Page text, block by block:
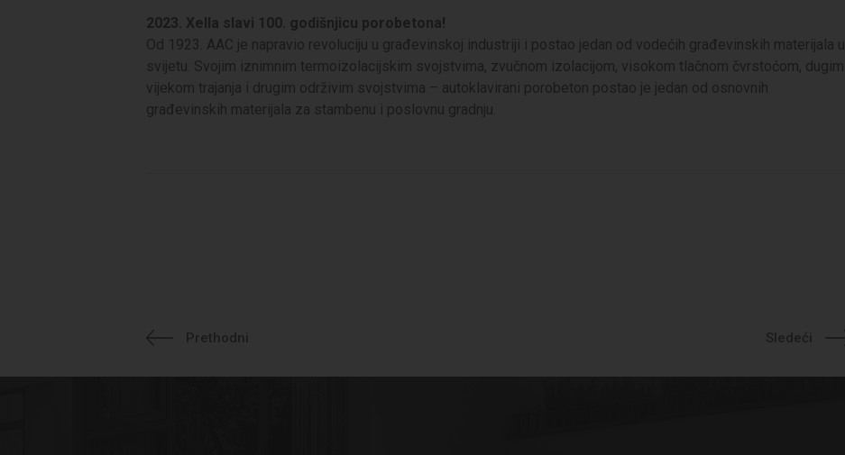
2023. Xella slavi 100. godišnjicu porobetona!
Od 1923. AAC je napravio revoluciju u građevinskoj industriji i postao jedan od vodećih građevinskih materijala u
svijetu. Svojim iznimnim termoizolacijskim svojstvima, zvučnom izolacijom, visokom tlačnom čvrstoćom, dugim
vijekom trajanja i drugim održivim svojstvima – autoklavirani porobeton postao je jedan od osnovnih
građevinskih materijala za stambenu i poslovnu gradnju.
Prethodni Sledeći